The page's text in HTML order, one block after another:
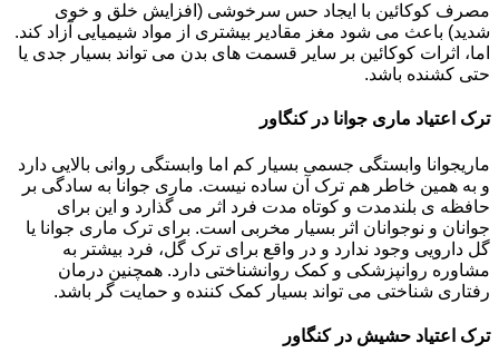
مصرف کوکائین با ایجاد حس سرخوشی (افزایش خلق و خوی
شدید) باعث می شود مغز مقادیر بیشتری از مواد شیمیایی آزاد کند.
اما، اثرات کوکائین بر سایر قسمت های بدن می تواند بسیار جدی یا
حتی کشنده باشد.
ترک اعتیاد ماری جوانا در کنگاور
ماریجوانا وابستگی جسمی بسیار کم اما وابستگی روانی بالایی دارد
و به همین خاطر هم ترک آن ساده نیست. ماری جوانا به سادگی بر
حافظه ی بلندمدت و کوتاه مدت فرد اثر می گذارد و این برای
جوانان و نوجوانان اثر بسیار مخربی است. برای ترک ماری جوانا یا
گل دارویی وجود ندارد و در واقع برای ترک گل، فرد بیشتر به
مشاوره روانپزشکی و کمک روانشناختی دارد. همچنین درمان
رفتاری شناختی می تواند بسیار کمک کننده و حمایت گر باشد.
ترک اعتیاد حشیش در کنگاور